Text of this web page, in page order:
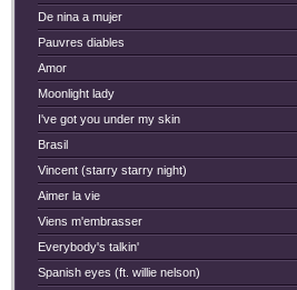
De nina a mujer
Pauvres diables
Amor
Moonlight lady
I've got you under my skin
Brasil
Vincent (starry starry night)
Aimer la vie
Viens m'embrasser
Everybody's talkin'
Spanish eyes (ft. willie nelson)